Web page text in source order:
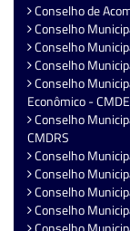
Conselho de
Conselho
Conselho
Conselho
Conselho
Econômico - CMDE
Conselho
CMDRS
Conselho
Conselho
Conselho
Conselho